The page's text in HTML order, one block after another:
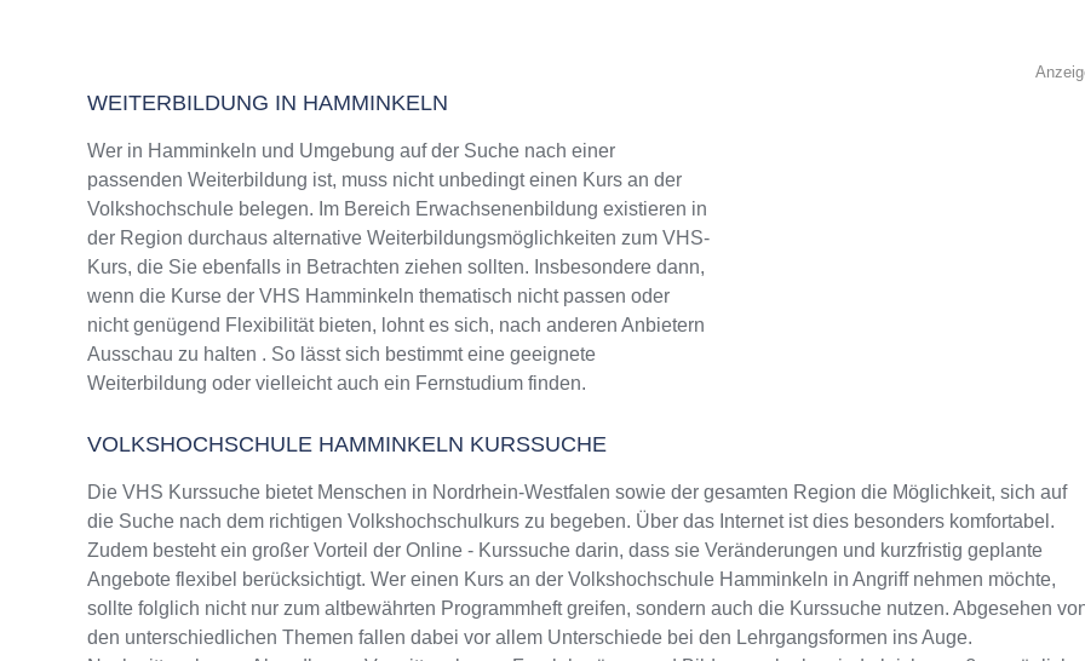
WEITERBILDUNG IN HAMMINKELN
Wer in Hamminkeln und Umgebung auf der Suche nach einer
passenden Weiterbildung ist, muss nicht unbedingt einen Kurs an der
Volkshochschule belegen. Im Bereich Erwachsenenbildung existieren in
der Region durchaus alternative Weiterbildungsmöglichkeiten zum VHS-
Kurs, die Sie ebenfalls in Betrachten ziehen sollten. Insbesondere dann,
wenn die Kurse der VHS Hamminkeln thematisch nicht passen oder
nicht genügend Flexibilität bieten, lohnt es sich, nach anderen Anbietern
Ausschau zu halten . So lässt sich bestimmt eine geeignete
Weiterbildung oder vielleicht auch ein Fernstudium finden.
VOLKSHOCHSCHULE HAMMINKELN KURSSUCHE
Die VHS Kurssuche bietet Menschen in Nordrhein-Westfalen sowie der gesamten Region die Möglichkeit, sich auf
die Suche nach dem richtigen Volkshochschulkurs zu begeben. Über das Internet ist dies besonders komfortabel.
Zudem besteht ein großer Vorteil der Online - Kurssuche darin, dass sie Veränderungen und kurzfristig geplante
Angebote flexibel berücksichtigt. Wer einen Kurs an der Volkshochschule Hamminkeln in Angriff nehmen möchte,
sollte folglich nicht nur zum altbewährten Programmheft greifen, sondern auch die Kurssuche nutzen. Abgesehen
den unterschiedlichen Themen fallen dabei vor allem Unterschiede bei den Lehrgangsformen ins Auge.